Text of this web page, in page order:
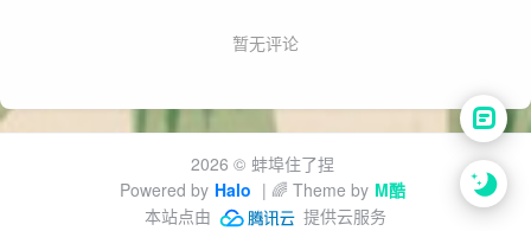
2026 © 蚌埠住了捏
Powered by Halo | 🌈 Theme by M酷
本站点由
提供云服务